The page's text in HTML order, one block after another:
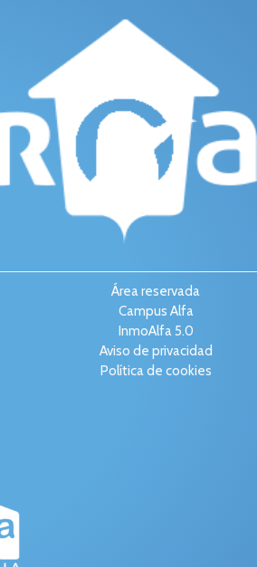
Área reservada
Campus Alfa
InmoAlfa 5.0
Aviso de privacidad
Política de cookies